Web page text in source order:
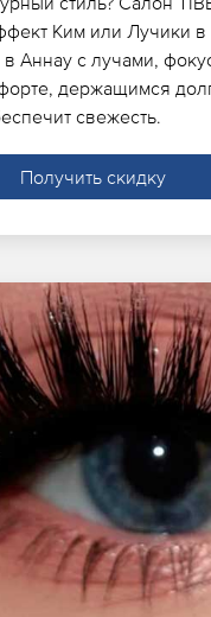
Ким или Лучики в
Аннау с лучами,
держащимся
свежесть.
Получить скидку